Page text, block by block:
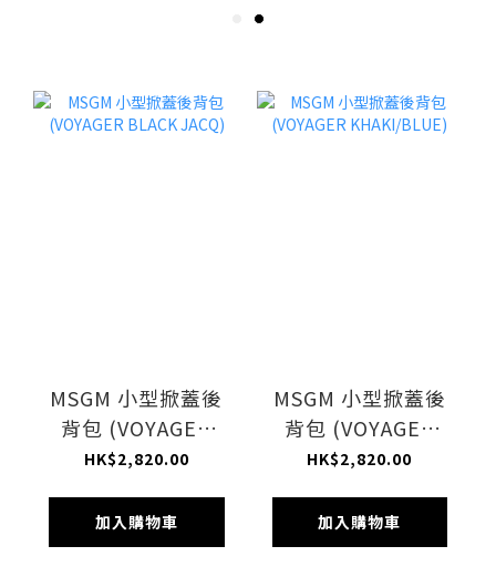
MSGM 小型掀蓋後
背包 (VOYAGER
BLACK JACQ)
HK$2,820.00
加入購物車
MSGM 小型掀蓋後
背包 (VOYAGER
KHAKI/BLUE)
HK$2,820.00
加入購物車